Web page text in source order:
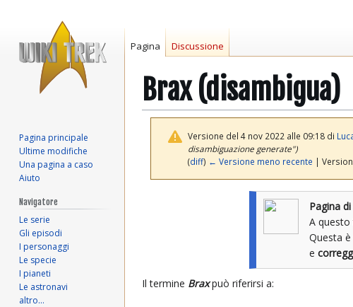
Brax (disambigua)
Versione del 4 nov 2022 alle 09:18 di
disambiguazione generate")
(diff) ← Versione meno recente |
Pagina
A
Questa
e
Il termine Braxpuò riferirsi a:
Pagina Discussione
Pagina principale
Ultime modifiche
Una pagina a caso
Aiuto
Navigatore
Le serie
Gli episodi
I personaggi
Le specie
I pianeti
Le astronavi
altro…